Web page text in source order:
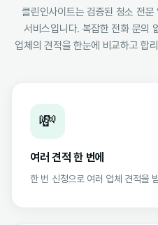
클린인사이트는 검증된 청소 전
서비스입니다. 복잡한 전화 문의
업체의 견적을 한눈에 비교하고 합
💸
여러 견적 한 번에
한 번 신청으로 여러 업체 견적을